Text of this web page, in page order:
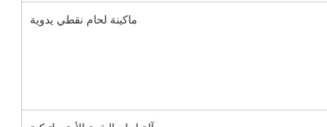
ماكينة لحام نقطي يدوية